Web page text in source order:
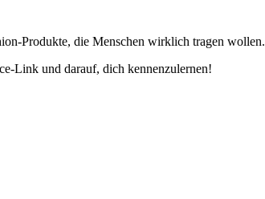
Produkte, die Menschen wirklich tragen wollen.
Link und darauf, dich kennenzulernen!